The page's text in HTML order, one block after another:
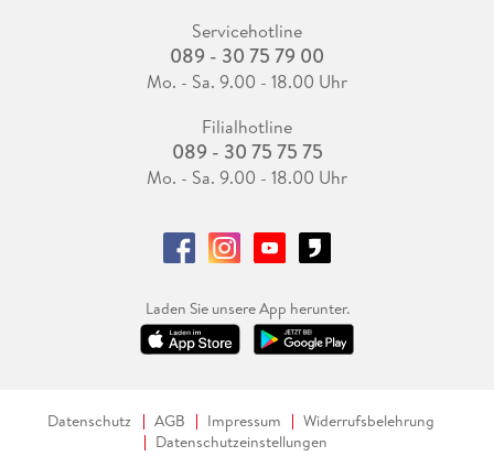
Servicehotline
089 - 30 75 79 00
Mo. - Sa. 9.00 - 18.00 Uhr
Filialhotline
089 - 30 75 75 75
Mo. - Sa. 9.00 - 18.00 Uhr
Laden Sie unsere App herunter.
Datenschutz AGB Impressum
Widerrufsbelehrung
Datenschutzeinstellungen